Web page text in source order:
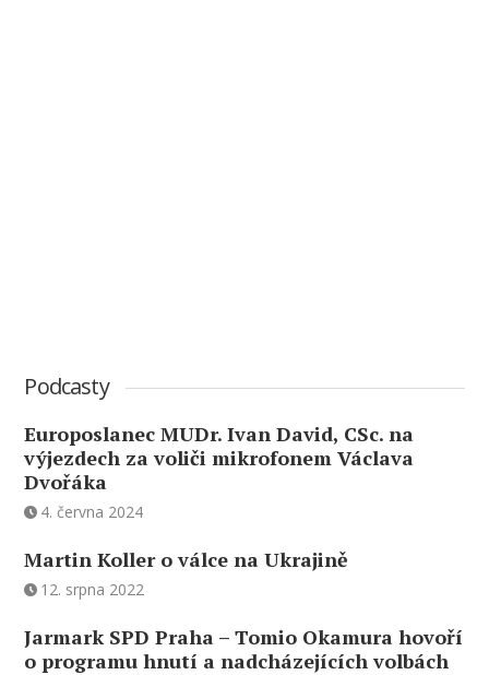
Podcasty
Europoslanec MUDr. Ivan David, CSc. na
výjezdech za voliči mikrofonem Václava
Dvořáka
4. června 2024
Martin Koller o válce na Ukrajině
12. srpna 2022
Jarmark SPD Praha – Tomio Okamura hovoří
o programu hnutí a nadcházejících volbách